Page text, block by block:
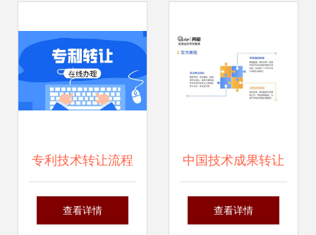
专利技术转让流程
指南 从评估到落地
查看详情
中国技术成果转让
现状、模式与展望
查看详情